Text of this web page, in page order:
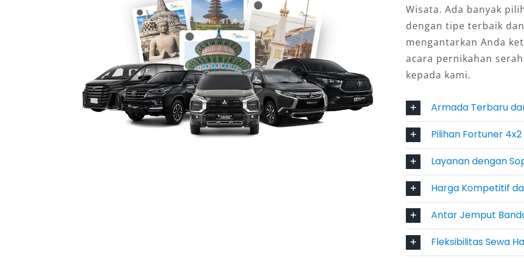
memadukan citra prestisius dengan teknologi terbaru. Tak heran jika rental
Fortuner Lhokseumawe menjadi simbol gaya sekaligus kenyamanan.
5. Opsi dengan Sopir atau Lepas Kunci
Bagi tamu dari luar kota yang ingin menikmati perjalanan tanpa repot,
tersedia layanan Fortuner dengan sopir profesional. Namun, untuk
pengguna lokal yang lebih suka privasi, opsi lepas kunci bisa dipilih. Kedua
Meskipun berstatus mobil SUV mewah, banyak penyedia menawarkan harga
sewa Fortuner Lhokseumawe yang transparan dan bersaing. Dengan
fasilitas premium, keamanan tinggi, dan kenyamanan maksimal, investasi
Wisata. Ada banyak
dengan tipe terbaik
mengantarkan Anda
acara pernikahan
kepada kami.
Armada Terbaru
Pilihan Fortuner
Layanan dengan
Harga Kompetitif
Antar Jemput
Fleksibilitas Sewa